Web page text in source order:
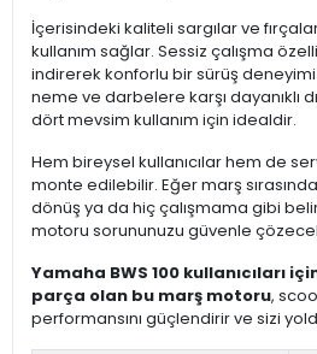
İçerisindeki kaliteli sargılar ve
kullanım sağlar. Sessiz çalışma
indirerek konforlu bir sürüş deneyimi
neme ve darbelere karşı dayanıklı
dört mevsim kullanım için idealdir.
Hem bireysel kullanıcılar hem de
monte edilebilir. Eğer marş
dönüş ya da hiç çalışmama gibi
motoru sorununuzu güvenle
Yamaha BWS 100 kullanıcıları
parça olan bu marş motoru,
performansını güçlendirir ve sizi